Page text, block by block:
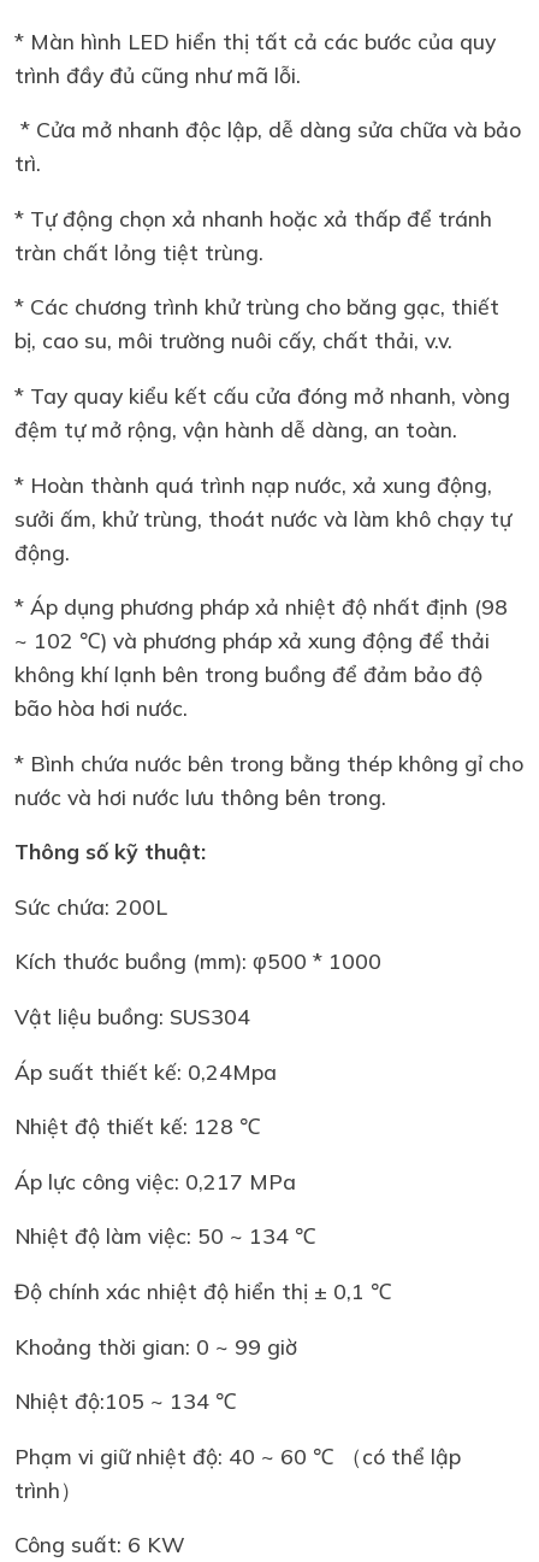
* Màn hình LED hiển thị tất cả các bước của quy
trình đầy đủ cũng như mã lỗi.
* Cửa mở nhanh độc lập, dễ dàng sửa chữa và bảo
trì.
* Tự động chọn xả nhanh hoặc xả thấp để tránh
tràn chất lỏng tiệt trùng.
* Các chương trình khử trùng cho băng gạc, thiết
bị, cao su, môi trường nuôi cấy, chất thải, v.v.
* Tay quay kiểu kết cấu cửa đóng mở nhanh, vòng
đệm tự mở rộng, vận hành dễ dàng, an toàn.
* Hoàn thành quá trình nạp nước, xả xung động,
sưởi ấm, khử trùng, thoát nước và làm khô chạy tự
động.
* Áp dụng phương pháp xả nhiệt độ nhất định (98
~ 102 ℃) và phương pháp xả xung động để thải
không khí lạnh bên trong buồng để đảm bảo độ
bão hòa hơi nước.
* Bình chứa nước bên trong bằng thép không gỉ cho
nước và hơi nước lưu thông bên trong.
Thông số kỹ thuật:
Sức chứa: 200L
Kích thước buồng (mm): φ500 * 1000
Vật liệu buồng: SUS304
Áp suất thiết kế: 0,24Mpa
Nhiệt độ thiết kế: 128 ℃
Áp lực công việc: 0,217 MPa
Nhiệt độ làm việc: 50 ~ 134 ℃
Độ chính xác nhiệt độ hiển thị ± 0,1 ℃
Khoảng thời gian: 0 ~ 99 giờ
Nhiệt độ:105 ~ 134 ℃
Phạm vi giữ nhiệt độ: 40 ~ 60 ℃ （có thể lập
trình）
Công suất: 6 KW